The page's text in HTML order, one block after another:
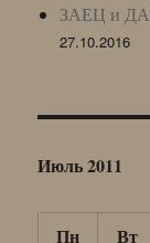
ЗАЕЦ и
27.10.2016
Июль 2011
Пн Вт